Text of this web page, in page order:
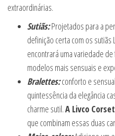
extraordinárias.
Sutiãs:Projetados para a
definição certa com os sutiãs
encontrará uma variedade
modelos mais sensuais e
Bralettes:conforto e
quintessência da elegância
charme sutil.A Livco
que combinam essas duas